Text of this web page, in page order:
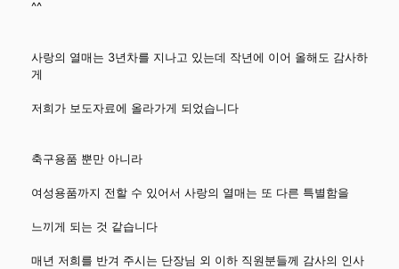
^^
사랑의 열매는 3년차를 지나고 있는데 작년에 이어 올해도 감사하
게
저희가 보도자료에 올라가게 되었습니다
축구용품 뿐만 아니라
여성용품까지 전할 수 있어서 사랑의 열매는 또 다른 특별함을
느끼게 되는 것 같습니다
매년 저희를 반겨 주시는 단장님 외 이하 직원분들께 감사의 인사